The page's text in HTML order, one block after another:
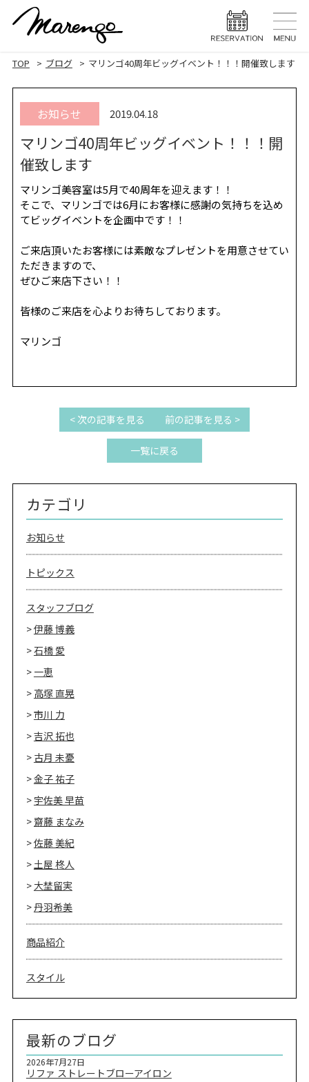
MENU メニュー
HAIR CARE ヘアケア
HEAD SPA
EYELASH
STAFF スタッフ
REVIEW
お電話でご予約
TOP ブログ マリンゴ40周年ビッグイベント！！！開催致します
お知らせ 2019.04.18
マリンゴ40周年ビッグイベント！！！開
催致します
マリンゴ美容室は5月で40周年を迎えます！！
そこで、マリンゴでは6月にお客様に感謝の気持ちを込め
てビッグイベントを企画中です！！
ご来店頂いたお客様には素敵なプレゼントを用意させてい
ただきますので、
ぜひご来店下さい！！
皆様のご来店を心よりお待ちしております。
マリンゴ
< 次の記事を見る
一覧に戻る
前の記事を見る >
カテゴリ
お知らせ
トピックス
スタッフブログ
伊藤 博義
石橋 愛
一恵
高塚 直晃
市川 力
吉沢 拓也
古月 未憂
金子 祐子
宇佐美 早苗
齋藤 まなみ
佐藤 美紀
土屋 柊人
大埜留実
丹羽希美
商品紹介
スタイル
最新のブログ
リファ ストレートブローアイロン
2026年7月27日